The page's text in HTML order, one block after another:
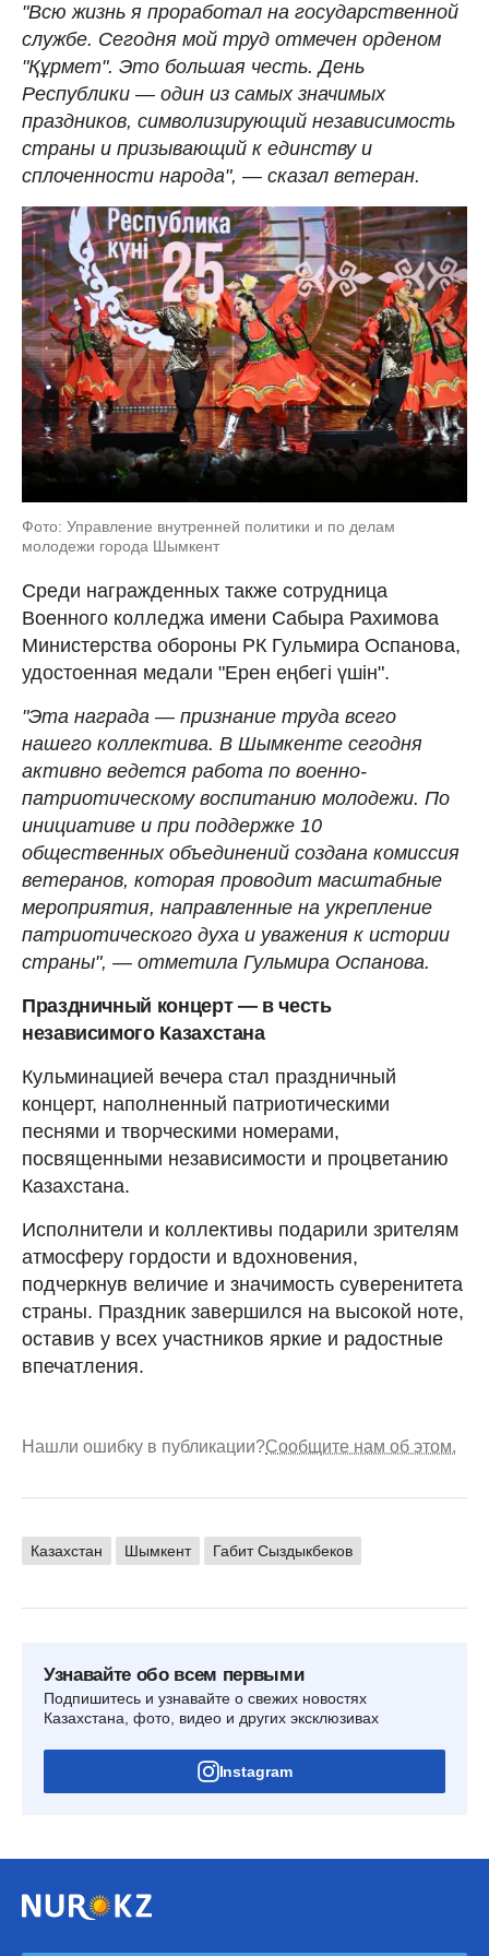
"Всю жизнь я проработал на государственной
службе. Сегодня мой труд отмечен орденом
"Құрмет". Это большая честь. День
Республики — один из самых значимых
праздников, символизирующий независимость
страны и призывающий к единству и
сплоченности народа", — сказал ветеран.
Фото: Управление внутренней политики и по делам
молодежи города Шымкент
Среди награжденных также сотрудница
Военного колледжа имени Сабыра Рахимова
Министерства обороны РК Гульмира Оспанова,
удостоенная медали "Ерен еңбегі үшін".
"Эта награда — признание труда всего
нашего коллектива. В Шымкенте сегодня
активно ведется работа по военно-
патриотическому воспитанию молодежи. По
инициативе и при поддержке 10
общественных объединений создана комиссия
ветеранов, которая проводит масштабные
мероприятия, направленные на укрепление
патриотического духа и уважения к истории
страны", — отметила Гульмира Оспанова.
Праздничный концерт — в честь
независимого Казахстана
Кульминацией вечера стал праздничный
концерт, наполненный патриотическими
песнями и творческими номерами,
посвященными независимости и процветанию
Казахстана.
Исполнители и коллективы подарили зрителям
атмосферу гордости и вдохновения,
подчеркнув величие и значимость суверенитета
страны. Праздник завершился на высокой ноте,
оставив у всех участников яркие и радостные
впечатления.
Нашли ошибку в публикации?Сообщите нам об этом.
Казахстан Шымкент Габит Сыздыкбеков
Узнавайте обо всем первыми
Подпишитесь и узнавайте о свежих новостях
Казахстана, фото, видео и других эксклюзивах
Instagram